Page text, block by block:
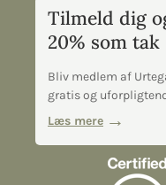
Tilmeld dig
20% som tak
Bliv medlem af
gratis og
Læs mere